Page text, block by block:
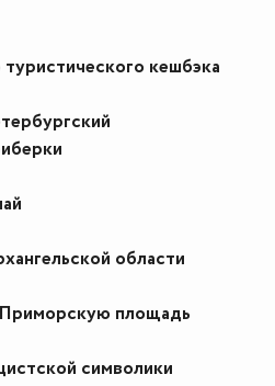
кешбэка
области
площадь
символики